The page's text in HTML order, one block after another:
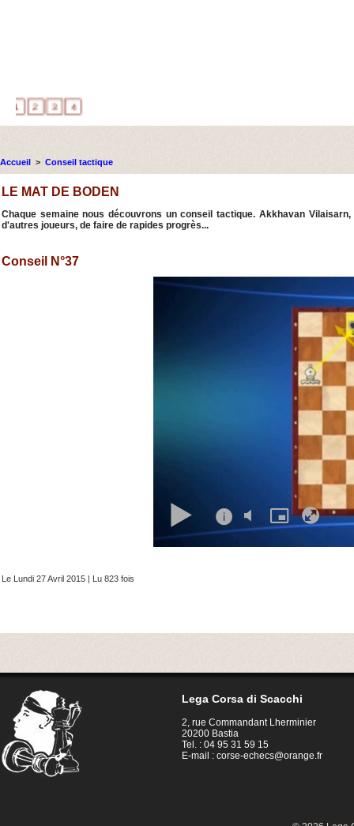
Accueil > Conseil tactique
LE MAT DE BODEN
Chaque semaine nous découvrons un conseil tactique. Akkhavan
d'autres joueurs, de faire de rapides progrès...
Conseil N°37
Le Lundi 27 Avril 2015 | Lu 823 fois
Lega Corsa di Scacchi
2, rue Commandant Lherminier
20200 Bastia
Tel. : 04 95 31 59 15
E-mail :corse-echecs@orange.fr